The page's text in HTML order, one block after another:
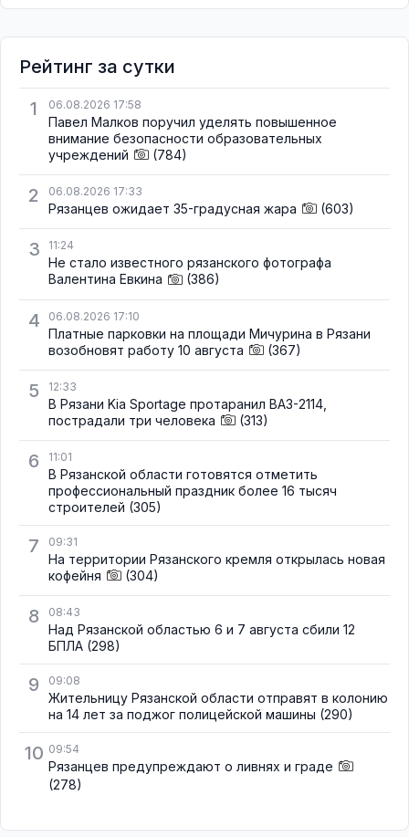
Рейтинг за сутки
1
06.08.2026 17:58
Павел Малков поручил уделять повышенное
внимание безопасности образовательных
учреждений
(784)
2 06.08.2026 17:33
Рязанцев ожидает 35-градусная жара (603)
3 11:24
Не стало известного рязанского фотографа
Валентина Евкина
(386)
4 06.08.2026 17:10
Платные парковки на площади Мичурина в Рязани
возобновят работу 10 августа
(367)
5 12:33
В Рязани Kia Sportage протаранил ВАЗ-2114,
пострадали три человека
(313)
6 11:01
В Рязанской области готовятся отметить
профессиональный праздник более 16 тысяч
строителей (305)
7 09:31
На территории Рязанского кремля открылась новая
кофейня
(304)
8 08:43
Над Рязанской областью 6 и 7 августа сбили 12
БПЛА (298)
9 09:08
Жительницу Рязанской области отправят в колонию
на 14 лет за поджог полицейской машины (290)
10 09:54
Рязанцев предупреждают о ливнях и граде
(278)